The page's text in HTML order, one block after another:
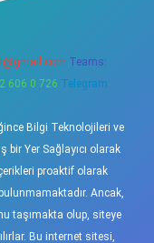
Teams:
606 0 726 Telegram:
Bilgi Teknolojileri ve
bir Yer Sağlayıcı olarak
proaktif olarak
Ancak,
taşımakta olup, siteye
Bu internet sitesi,